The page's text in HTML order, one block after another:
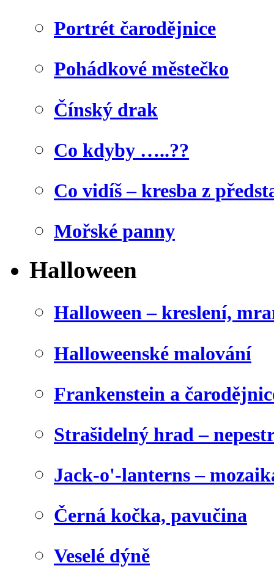
Portrét čarodějnice
Pohádkové městečko
Čínský drak
Co kdyby …..??
Co vidíš – kresba z
Mořské panny
Halloween
Halloween – kreslení,
Halloweenské malování
Frankenstein a
Strašidelný hrad –
Jack-o'-lanterns –
Černá kočka, pavučina
Veselé dýně